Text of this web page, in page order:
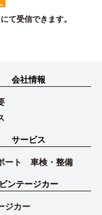
て受信できます。
会社情報
サービス
ート 車検・整備
ビンテージカー
ジカー